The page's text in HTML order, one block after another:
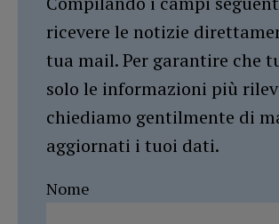
ricevere le notizie
tua mail. Per garantire che
solo le informazioni più
chiediamo gentilmente di
aggiornati i tuoi dati.
Nome